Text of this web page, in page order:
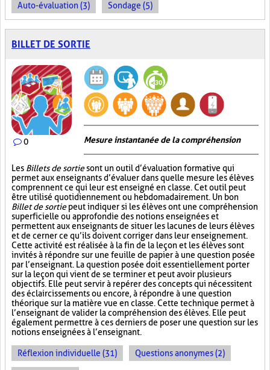
Auto-évaluation (3) Sondage (5)
BILLET DE SORTIE
0 Mesure instantanée de la compréhension
Les Billets de sortiesont un outil d’évaluation formative qui
permet aux enseignants d’évaluer dans quelle mesure les élèves
comprennent ce qui leur est enseigné en classe. Cet outil peut
être utilisé quotidiennement ou hebdomadairement. Un bon
Billet de sortiepeut indiquer si les élèves ont une compréhension
superficielle ou approfondie des notions enseignées et
permettent aux enseignants de situer les lacunes de leurs élèves
et de cerner ce qu’ils doivent corriger dans leur enseignement.
Cette activité est réalisée à la fin de la leçon et les élèves sont
invités à répondre sur une feuille de papier à une question posée
par l’enseignant. La question posée doit essentiellement porter
sur la leçon qui vient de se terminer et peut avoir plusieurs
objectifs. Elle peut servir à repérer des concepts qui nécessitent
des éclaircissements ou encore, à répondre à une question
théorique sur la matière vue en classe. Cette technique permet à
l’enseignant de valider la compréhension des élèves. Elle peut
également permettre à ces derniers de poser une question sur les
notions enseignées à l’enseignant.
Réflexion individuelle (31) Questions anonymes (2)